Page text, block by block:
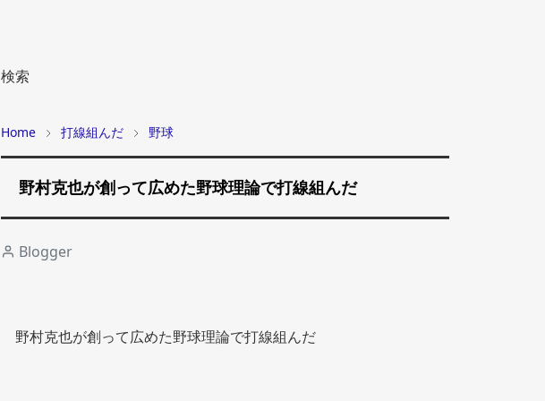
検索
Home 打線組んだ 野球
野村克也が創って広めた野球理論で打線組んだ
Blogger
野村克也が創って広めた野球理論で打線組んだ